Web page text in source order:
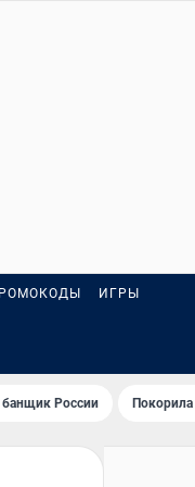
ИГРЫ
России